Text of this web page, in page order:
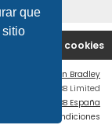
que
sitio
Borrar cookies
Ian Bradley
© phpBB Limited
por
phpBB España
Condiciones